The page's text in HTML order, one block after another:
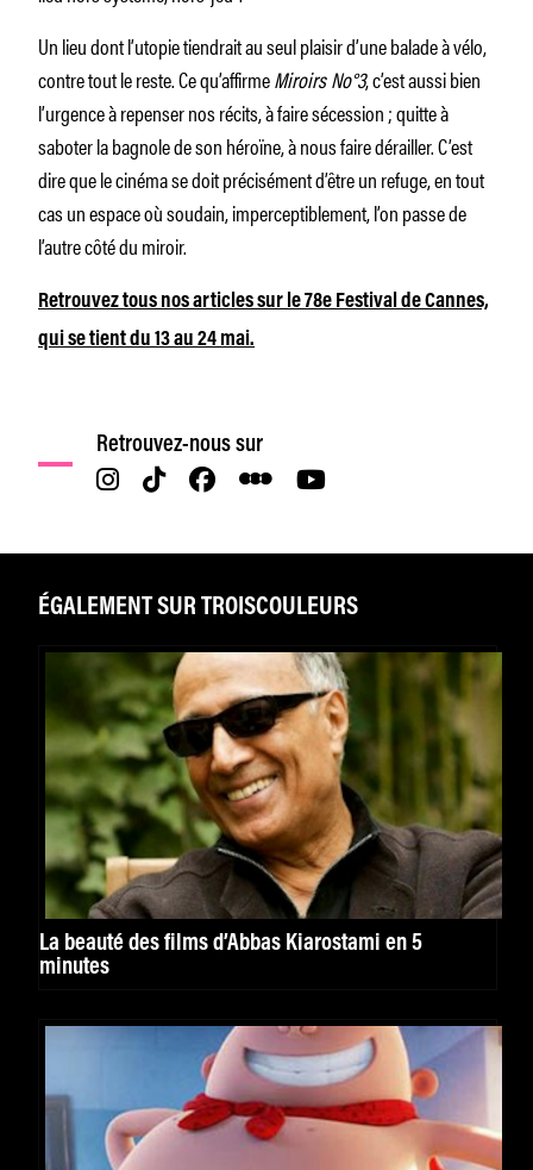
Un lieu dont l’utopie tiendrait au seul plaisir d’une balade à vélo,
contre tout le reste. Ce qu’affirmeMiroirs No°3, c’est aussi bien
l’urgence à repenser nos récits, à faire sécession ; quitte à
saboter la bagnole de son héroïne, à nous faire dérailler. C’est
dire que le cinéma se doit précisément d’être un refuge, en tout
cas un espace où soudain, imperceptiblement, l’on passe de
l’autre côté du miroir.
Retrouvez tous nos articles sur le 78e Festival de Cannes,
qui se tient du 13 au 24 mai.
Retrouvez-nous sur
ÉGALEMENT SUR TROISCOULEURS
La beauté des films d’Abbas Kiarostami en 5
minutes